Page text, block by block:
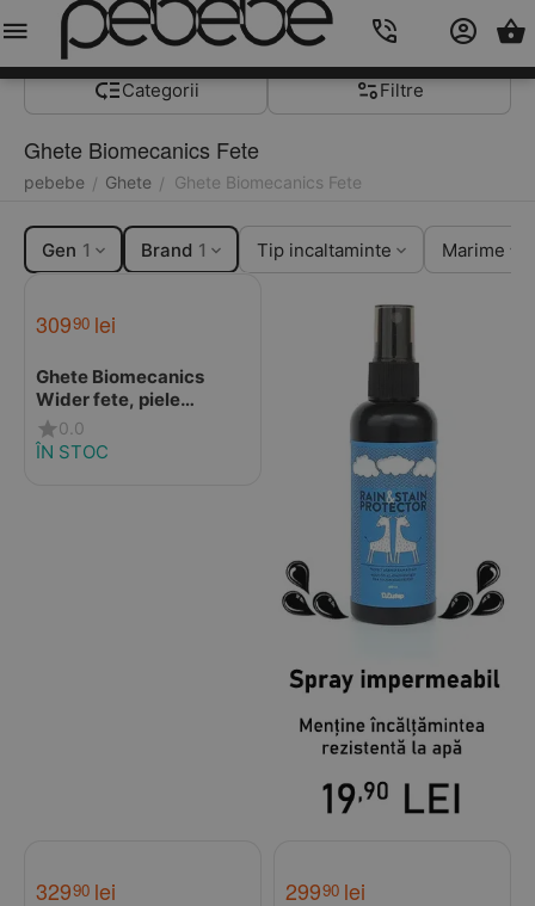
Categorii Filtre
Ghete Biomecanics Fete
pebebe / Ghete / Ghete Biomecanics Fete
Gen 1 Brand 1 Tip incaltaminte Marime
30990 lei
Ghete Biomecanics
Wider fete, piele
naturala, primii pași,
BioGateo, roz prafuit cu
0.0
ÎN STOC
32990 lei 29990 lei
Meniu Caută Cos